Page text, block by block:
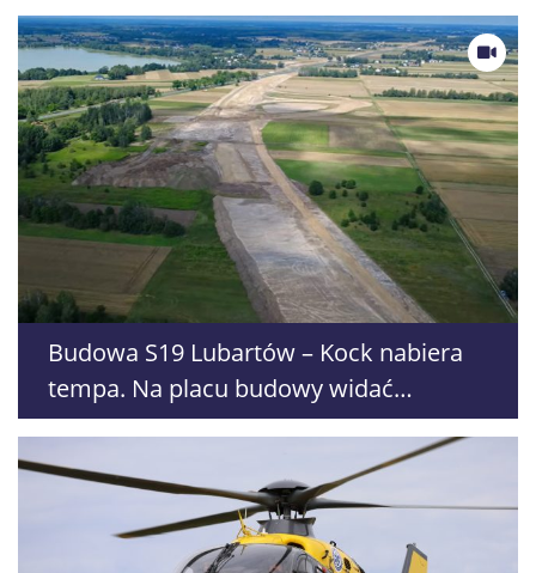
Budowa S19 Lubartów – Kock nabiera
tempa. Na placu budowy widać
pierwsze efekty prac